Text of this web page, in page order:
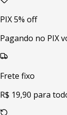
PIX 5% off
Pagando no PIX
Frete fixo
R$ 19,90 para